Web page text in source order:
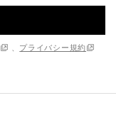
プライバシー規約